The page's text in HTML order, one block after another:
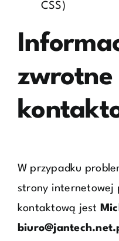
CSS)
zwrotne
W przypadku
strony internetowej
kontaktową jest